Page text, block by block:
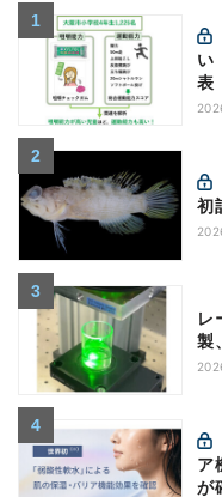
い
表
初
レ
製
ア
が